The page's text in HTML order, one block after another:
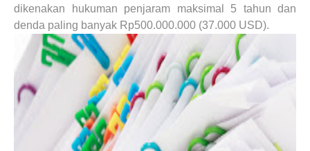
dikenakan hukuman penjaram maksimal 5 tahun dan
denda paling banyak Rp500.000.000 (37.000 USD).